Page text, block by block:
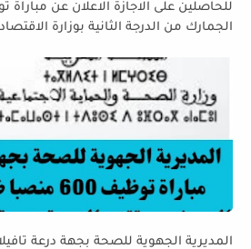
الجمارك من الدرجة الثانية بوزارة